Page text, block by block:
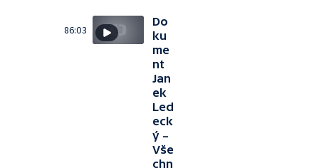
86:03
Do
ku
me
nt
Jan
ek
Led
eck
ý –
Vše
chn